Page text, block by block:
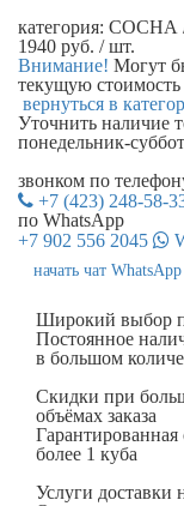
категория: СОСНА
1940 руб. / шт.
Внимание! Могут
текущую
вернуться в
Уточнить наличие
понедельник-
звонком по
+7 (423) 248-58-
по WhatsApp
+7 902 556 2045
начать чат WhatsApp
Широкий выбор
Постоянное
в большом
Скидки при
объёмах заказа
более 1 куба
Услуги доставки